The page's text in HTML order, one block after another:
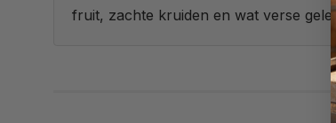
fruit, zachte kruiden en wat verse